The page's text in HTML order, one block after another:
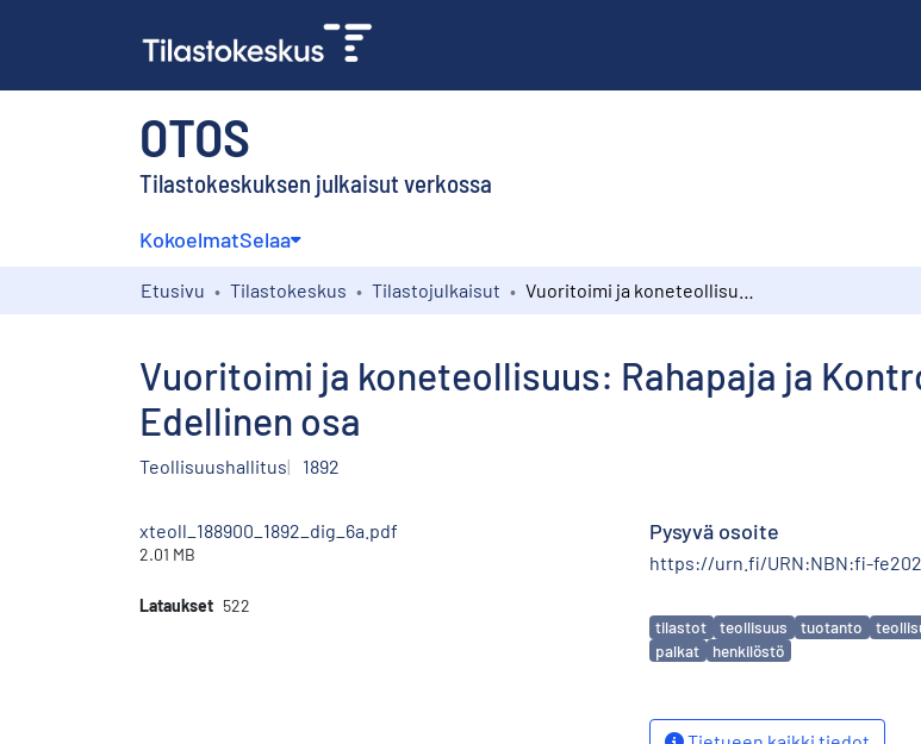
OTOS
Tilastokeskuksen julkaisut verkossa
KokoelmatSelaa
Etusivu Tilastokeskus Tilastojulkaisut
Vuoritoimi ja koneteollisuus: Rahapaja ja
Edellinen osa
Teollisuushallitus 1892
xteoll_188900_1892_dig_6a.pdf
2.01 MB
Lataukset 522
Pysyvä osoite
https://urn.fi/URN:NBN:fi-
Avainsanat
tilastot teollisuus tuotanto
palkat
henkilöstö